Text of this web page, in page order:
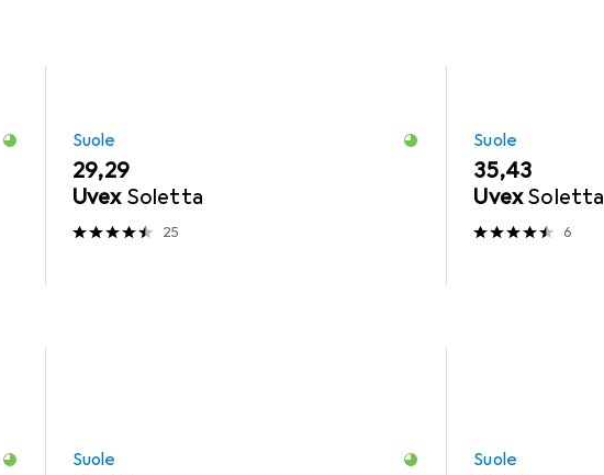
Suole
EUR
29,29
Uvex Soletta
25
Suole
EUR
35,43
UvexSoletta
6
Suole Suole